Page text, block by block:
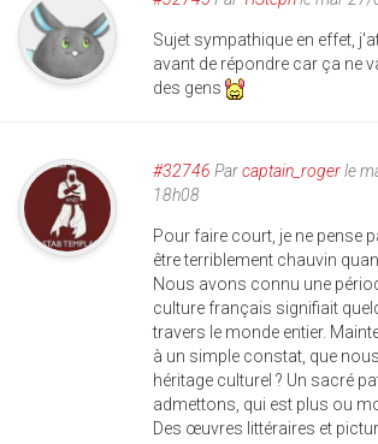
Sujet sympathique en effet,
avant de répondre car ça ne
des gens
#32746 Parcaptain_rogerle
18h08
Pour faire court, je ne pense
être terriblement chauvin
Nous avons connu une
culture français signifiait
travers le monde entier.
à un simple constat, que
héritage culturel ? Un sacré
admettons, qui est plus ou
Des œuvres littéraires et